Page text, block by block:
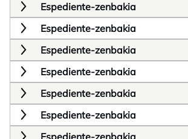
Espediente-zenbakia
Espediente-zenbakia
Espediente-zenbakia
Espediente-zenbakia
Espediente-zenbakia
Espediente-zenbakia
Espediente-zenbakia